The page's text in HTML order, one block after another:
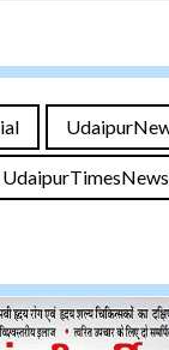
UdaipurTimesNews